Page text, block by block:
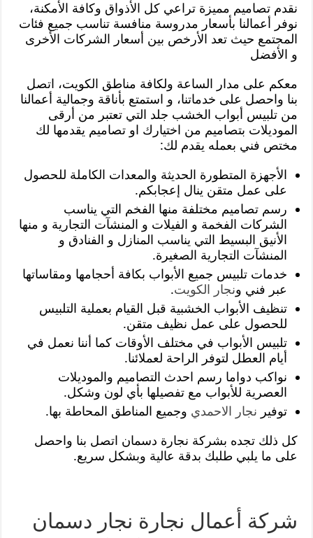
نقدم تصاميم مميزة تراعي كل الأذواق وكافة الأمكنة،
نوفر أعمالنا بأسعار مدروسة منافسة تناسب جميع فئات
المجتمع حيث تعد الأرخص بين أسعار الشركات الأخرى
و الأفضل
معكم على مدار الساعة ولكافة مناطق الكويت، اتصل
بنا واحصل على خدماتنا، و استمتع بأناقة وجمالية أعمالنا
من تلبيس أبواب الخشب جلد التي تعتبر من أرقى
الموديلات بتصاميم من اختيارك او تصاميم يقدمها لك
مختص فني بعمله يقدم لك:
الأجهزة المتطورة الحديثة والمعدات الكاملة للحصول
على عمل متقن ينال إعجابكم.
رسم تصاميم مختلفة منها الفخم التي يناسب
الشركات الفخمة و الفيلات و المنشآت التجارية و منها
الأنيق البسيط التي يناسب المنازل و الفنادق و
المنشآت التجارية الصغيرة.
خدمات تلبيس جميع الأبواب بكافة أحجامها ومقاساتها
عبر فني ونجار الكويت.
تنظيف الأبواب الخشبية قبل القيام بعملية التلبيس
للحصول على عمل نظيف متقن.
تلبيس الأبواب في مختلف الأوقات كما أننا نعمل في
أيام العطل لتوفر الراحة لعملائنا.
نواكب دواما رسم احدث التصاميم والموديلات
العصرية للأبواب مع تفصيلها بأي لون وشكل.
توفير نجار الاحمدي وجميع المناطق المحاطة بها.
كل ذلك تجده بشركة نجارة دسمان اتصل بنا واحصل
على ما يلبي طلبك بدقة عالية وبشكل سريع.
شركة أعمال نجارة نجار دسمان